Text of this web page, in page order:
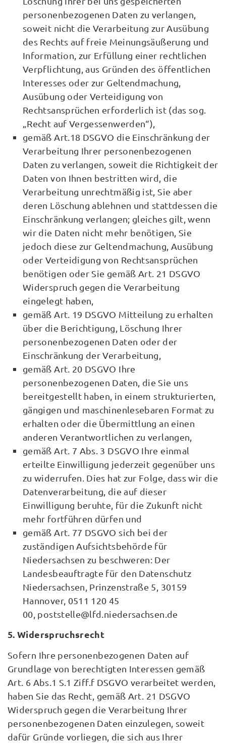
personenbezogenen Daten zu verlangen,
soweit nicht die Verarbeitung zur Ausübung
des Rechts auf freie Meinungsäußerung und
Information, zur Erfüllung einer rechtlichen
Verpflichtung, aus Gründen des öffentlichen
Interesses oder zur Geltendmachung,
Ausübung oder Verteidigung von
Rechtsansprüchen erforderlich ist (das sog.
„Recht auf Vergessenwerden“),
gemäß Art.18 DSGVO die Einschränkung der
Verarbeitung Ihrer personenbezogenen
Daten zu verlangen, soweit die Richtigkeit der
Daten von Ihnen bestritten wird, die
Verarbeitung unrechtmäßig ist, Sie aber
deren Löschung ablehnen und stattdessen die
Einschränkung verlangen; gleiches gilt, wenn
wir die Daten nicht mehr benötigen, Sie
jedoch diese zur Geltendmachung, Ausübung
oder Verteidigung von Rechtsansprüchen
benötigen oder Sie gemäß Art. 21 DSGVO
Widerspruch gegen die Verarbeitung
eingelegt haben,
gemäß Art. 19 DSGVO Mitteilung zu erhalten
über die Berichtigung, Löschung Ihrer
personenbezogenen Daten oder der
Einschränkung der Verarbeitung,
gemäß Art. 20 DSGVO Ihre
personenbezogenen Daten, die Sie uns
bereitgestellt haben, in einem strukturierten,
gängigen und maschinenlesebaren Format zu
erhalten oder die Übermittlung an einen
anderen Verantwortlichen zu verlangen,
gemäß Art. 7 Abs. 3 DSGVO Ihre einmal
erteilte Einwilligung jederzeit gegenüber uns
zu widerrufen. Dies hat zur Folge, dass wir die
Datenverarbeitung, die auf dieser
Einwilligung beruhte, für die Zukunft nicht
mehr fortführen dürfen und
gemäß Art. 77 DSGVO sich bei der
zuständigen Aufsichtsbehörde für
Niedersachsen zu beschweren: Der
Landesbeauftragte für den Datenschutz
Niedersachsen, Prinzenstraße 5, 30159
Hannover, 0511 120 45
00, poststelle@lfd.niedersachsen.de
5. Widerspruchsrecht
Sofern Ihre personenbezogenen Daten auf
Grundlage von berechtigten Interessen gemäß
Art. 6 Abs.1 S.1 Ziff.f DSGVO verarbeitet werden,
haben Sie das Recht, gemäß Art. 21 DSGVO
Widerspruch gegen die Verarbeitung Ihrer
personenbezogenen Daten einzulegen, soweit
dafür Gründe vorliegen, die sich aus Ihrer